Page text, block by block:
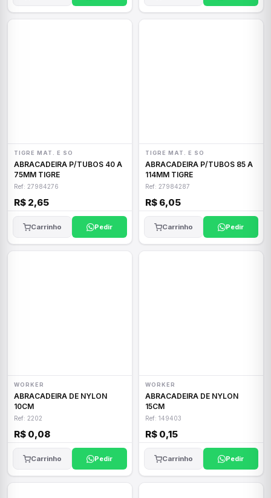
TIGRE MAT. E SO
ABRACADEIRA P/TUBOS 40 A
75MM TIGRE
Ref: 27984276
R$ 2,65
Carrinho Pedir
TIGRE MAT. E SO
ABRACADEIRA P/TUBOS 85 A
114MM TIGRE
Ref: 27984287
R$ 6,05
Carrinho Pedir
WORKER
ABRACADEIRA DE NYLON
10CM
Ref: 2202
R$ 0,08
Carrinho Pedir
WORKER
ABRACADEIRA DE NYLON
15CM
Ref: 149403
R$ 0,15
Carrinho Pedir